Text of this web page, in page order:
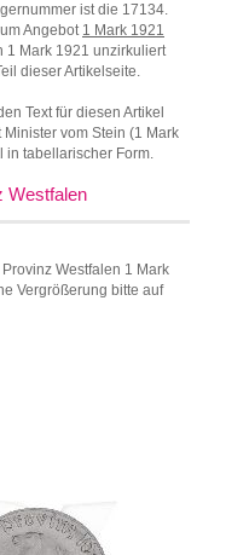
ist die 17134.
Angebot 1 Mark 1921
1 Mark 1921 unzirkuliert
dieser Artikelseite.
Text für diesen Artikel
vom Stein (1 Mark
in tabellarischer Form.
Westfalen
Westfalen 1 Mark
Vergrößerung bitte auf